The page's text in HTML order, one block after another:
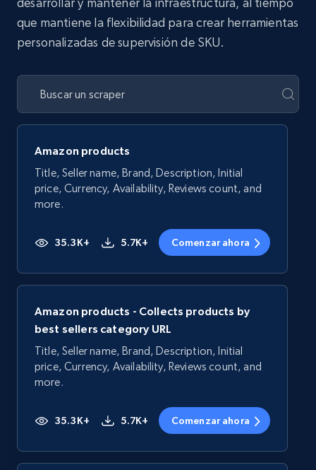
que mantiene la flexibilidad para crear herramientas
personalizadas de supervisión de SKU.
Amazon products
Title, Seller name, Brand, Description, Initial
price, Currency, Availability, Reviews count, and
more.
35.3K+ 5.7K+ Comenzar ahora
Amazon products - Collects products by
best sellers category URL
Title, Seller name, Brand, Description, Initial
price, Currency, Availability, Reviews count, and
more.
35.3K+ 5.7K+ Comenzar ahora